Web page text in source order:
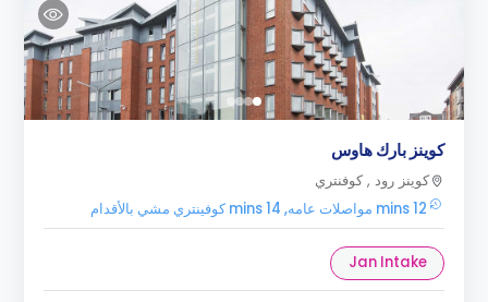
كوينز بارك هاوس
كوينز رود , كوفنتري
12 mins مواصلات عامه, 14 mins كوفينتري مشي بالأقدام
Jan Intake